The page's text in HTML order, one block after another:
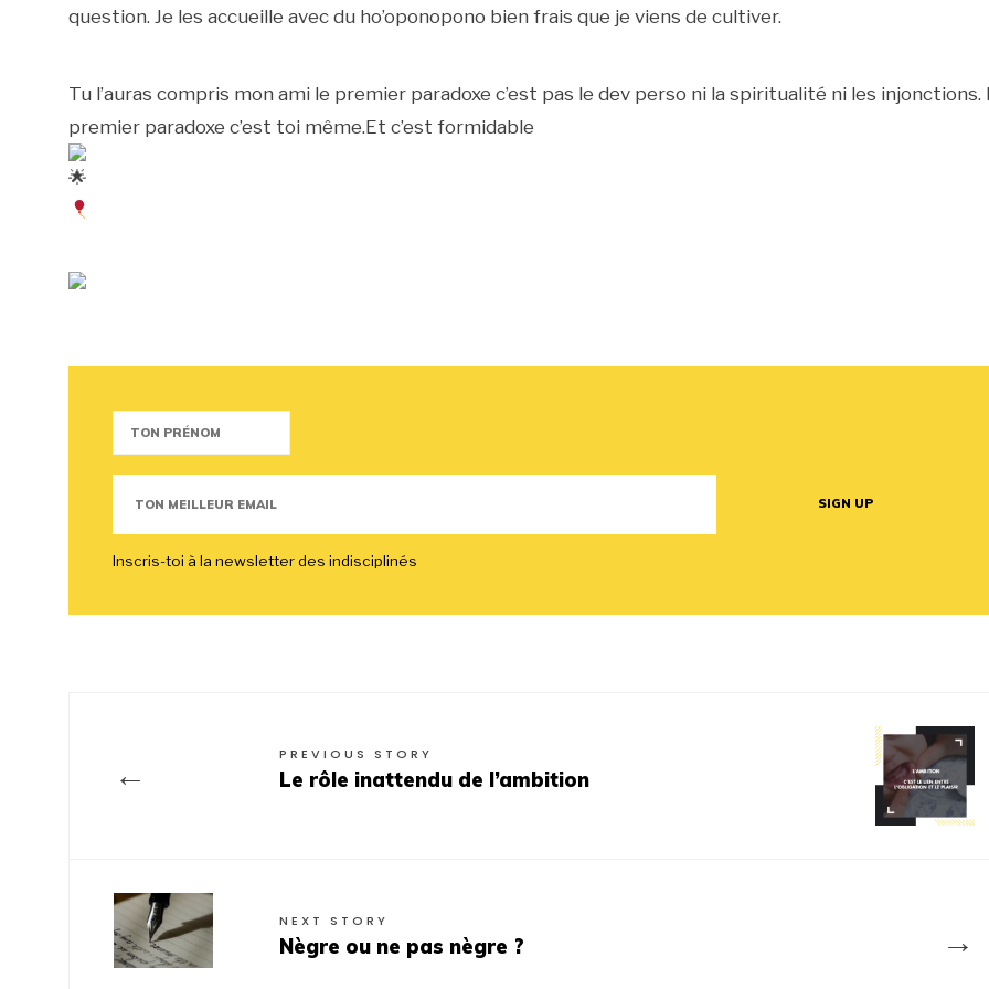
question. Je les accueille avec du ho’oponopono bien frais que je viens de cultiver.
Tu l’auras compris mon ami le premier paradoxe c’est pas le dev perso ni la spiritualité ni les injonctions.
premier paradoxe c’est toi même.Et c’est formidable
Inscris-toi à la newsletter des indisciplinés
←
PREVIOUS STORY
Le rôle inattendu de l’ambition
→
NEXT STORY
Nègre ou ne pas nègre ?